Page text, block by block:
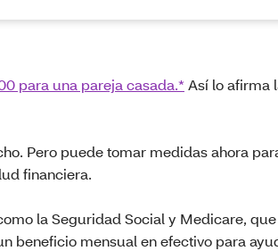
para una pareja casada.*Así lo afirma
Pero puede tomar medidas ahora
financiera.
la Seguridad Social y Medicare,
beneficio mensual en efectivo para